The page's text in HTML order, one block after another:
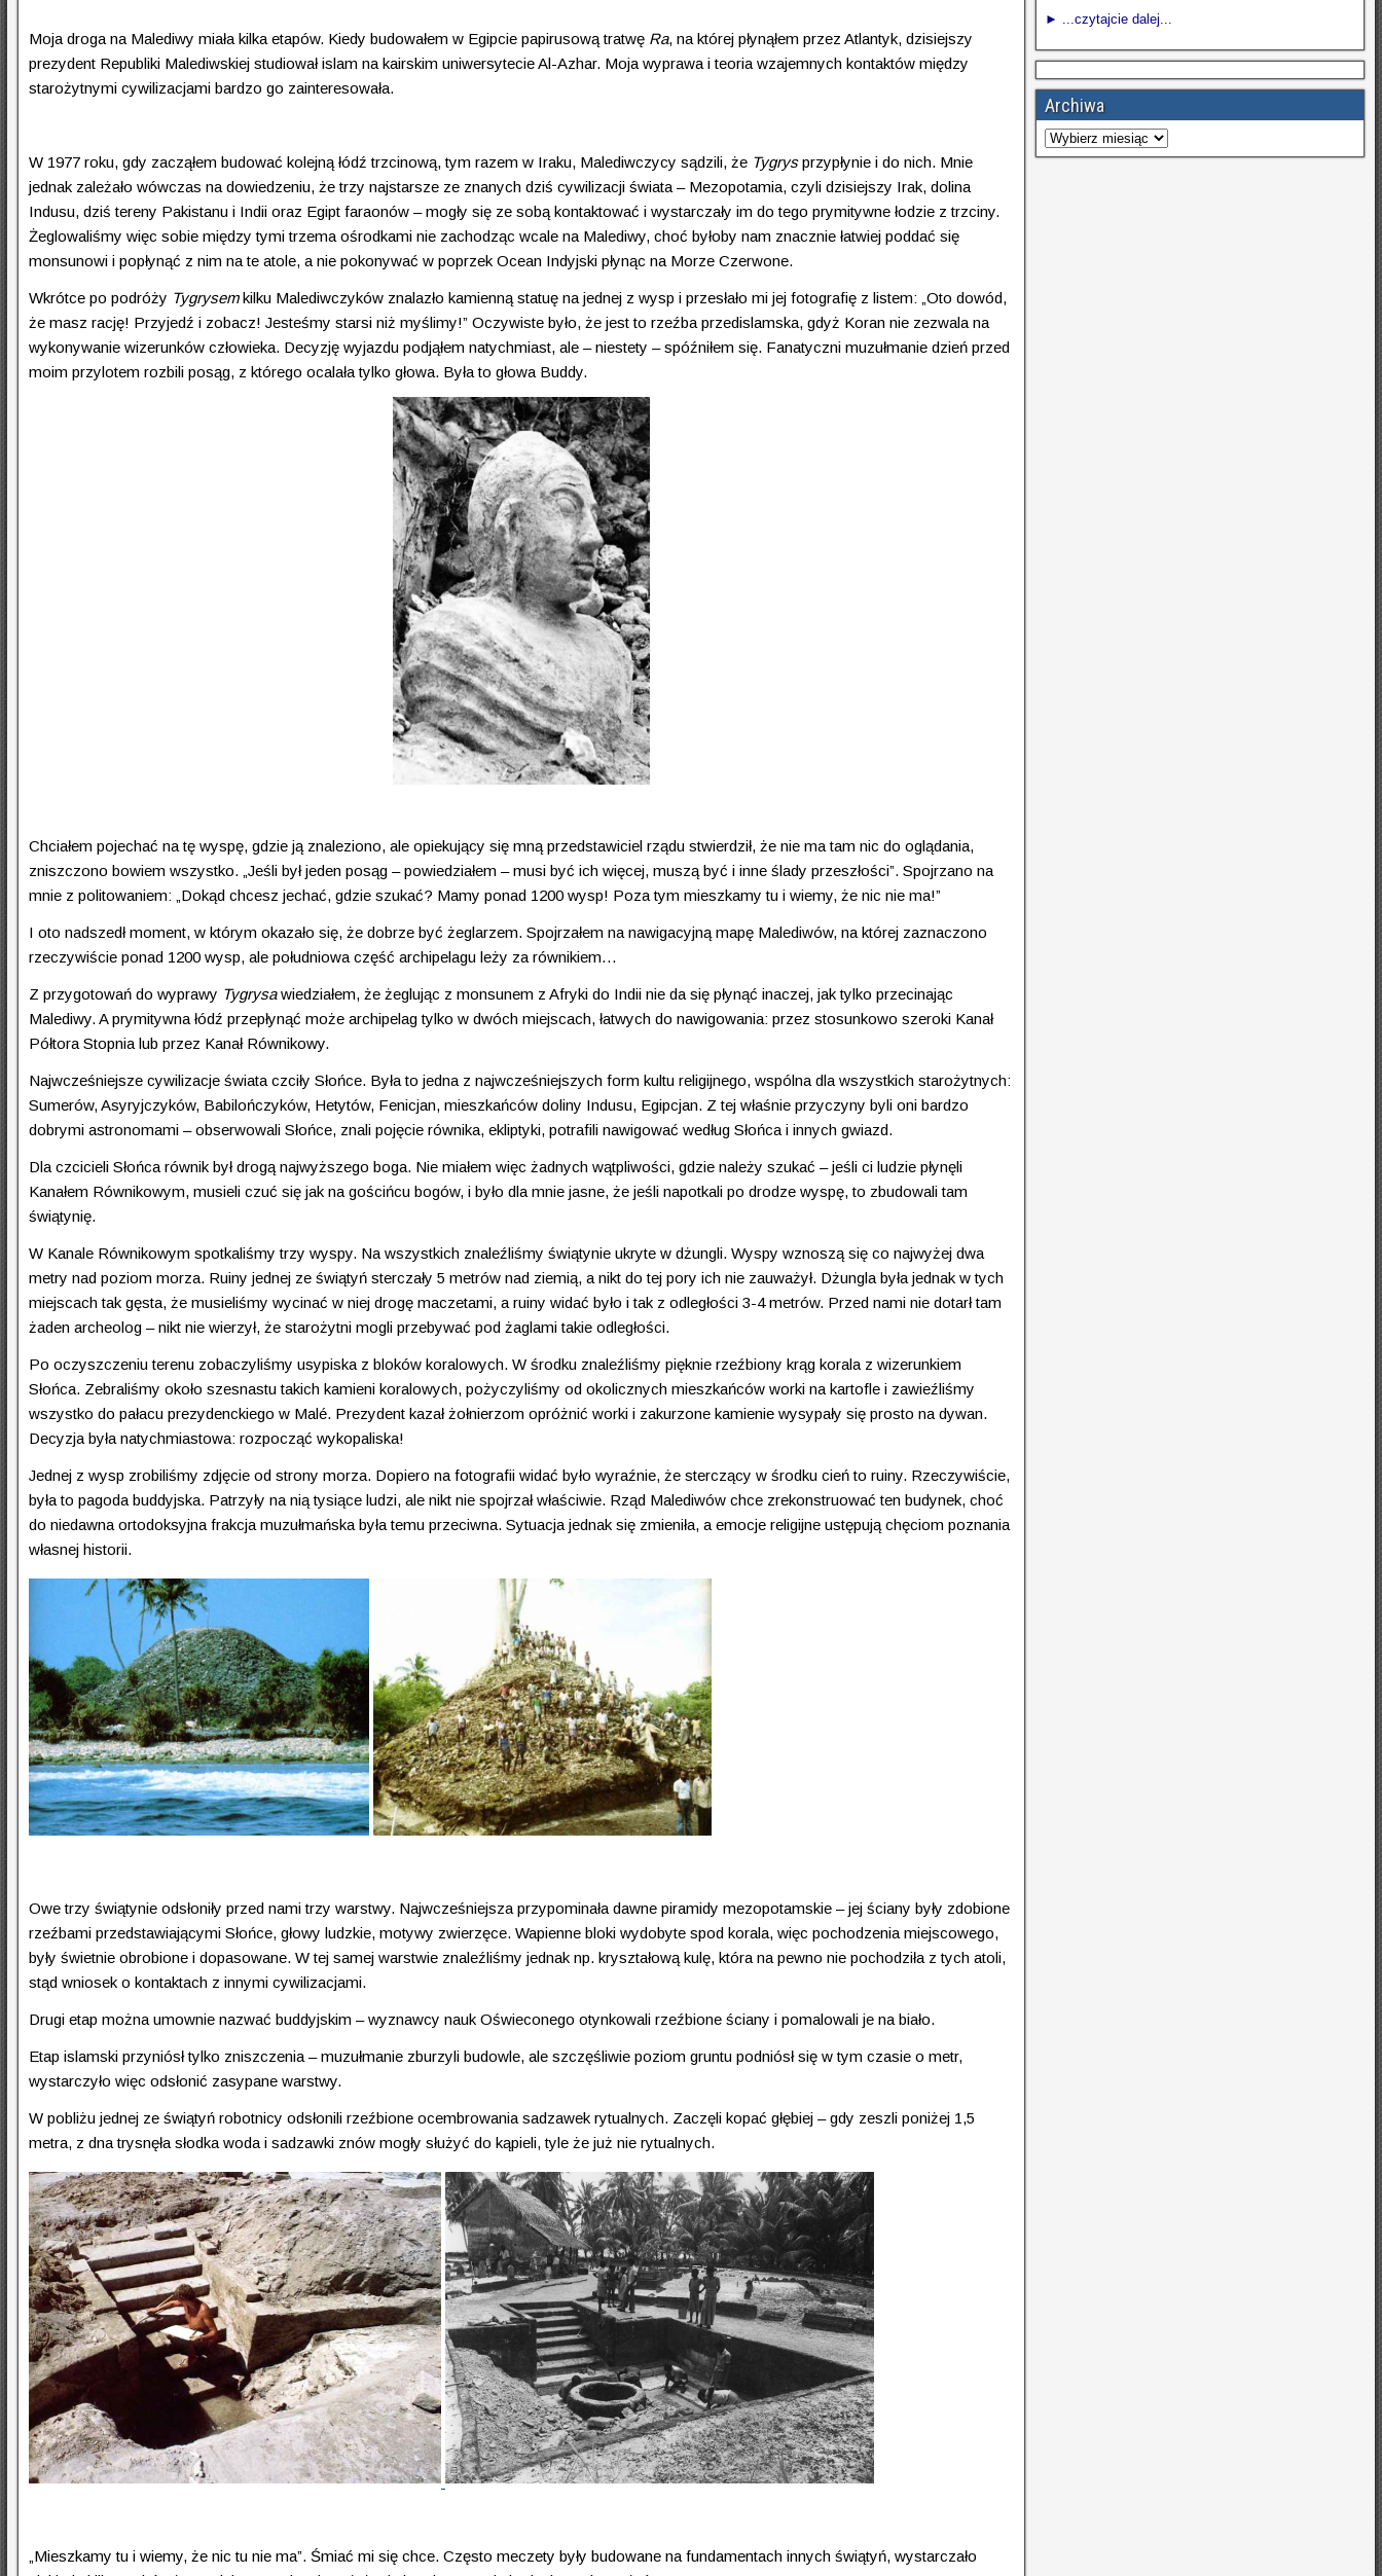
Moja droga na Malediwy miała kilka etapów. Kiedy budowałem w Egipcie papirusową tratwę Ra, na której płynąłem przez Atlantyk, dzisiejszy
prezydent Republiki Malediwskiej studiował islam na kairskim uniwersytecie Al-Azhar. Moja wyprawa i teoria wzajemnych kontaktów między
starożytnymi cywilizacjami bardzo go zainteresowała.
W 1977 roku, gdy zacząłem budować kolejną łódź trzcinową, tym razem w Iraku, Malediwczycy sądzili, że Tygrysprzypłynie i do nich. Mnie
jednak zależało wówczas na dowiedzeniu, że trzy najstarsze ze znanych dziś cywilizacji świata – Mezopotamia, czyli dzisiejszy Irak, dolina
Indusu, dziś tereny Pakistanu i Indii oraz Egipt faraonów – mogły się ze sobą kontaktować i wystarczały im do tego prymitywne łodzie z trzciny.
Żeglowaliśmy więc sobie między tymi trzema ośrodkami nie zachodząc wcale na Malediwy, choć byłoby nam znacznie łatwiej poddać się
monsunowi i popłynąć z nim na te atole, a nie pokonywać w poprzek Ocean Indyjski płynąc na Morze Czerwone.
Wkrótce po podróży Tygrysemkilku Malediwczyków znalazło kamienną statuę na jednej z wysp i przesłało mi jej fotografię z listem: „Oto dowód,
że masz rację! Przyjedź i zobacz! Jesteśmy starsi niż myślimy!” Oczywiste było, że jest to rzeźba przedislamska, gdyż Koran nie zezwala na
wykonywanie wizerunków człowieka. Decyzję wyjazdu podjąłem natychmiast, ale – niestety – spóźniłem się. Fanatyczni muzułmanie dzień przed
moim przylotem rozbili posąg, z którego ocalała tylko głowa. Była to głowa Buddy.
Chciałem pojechać na tę wyspę, gdzie ją znaleziono, ale opiekujący się mną przedstawiciel rządu stwierdził, że nie ma tam nic do oglądania,
zniszczono bowiem wszystko. „Jeśli był jeden posąg – powiedziałem – musi być ich więcej, muszą być i inne ślady przeszłości”. Spojrzano na
mnie z politowaniem: „Dokąd chcesz jechać, gdzie szukać? Mamy ponad 1200 wysp! Poza tym mieszkamy tu i wiemy, że nic nie ma!”
I oto nadszedł moment, w którym okazało się, że dobrze być żeglarzem. Spojrzałem na nawigacyjną mapę Malediwów, na której zaznaczono
rzeczywiście ponad 1200 wysp, ale południowa część archipelagu leży za równikiem…
Z przygotowań do wyprawy Tygrysawiedziałem, że żeglując z monsunem z Afryki do Indii nie da się płynąć inaczej, jak tylko przecinając
Malediwy. A prymitywna łódź przepłynąć może archipelag tylko w dwóch miejscach, łatwych do nawigowania: przez stosunkowo szeroki Kanał
Półtora Stopnia lub przez Kanał Równikowy.
Najwcześniejsze cywilizacje świata czciły Słońce. Była to jedna z najwcześniejszych form kultu religijnego, wspólna dla wszystkich starożytnych:
Sumerów, Asyryjczyków, Babilończyków, Hetytów, Fenicjan, mieszkańców doliny Indusu, Egipcjan. Z tej właśnie przyczyny byli oni bardzo
dobrymi astronomami – obserwowali Słońce, znali pojęcie równika, ekliptyki, potrafili nawigować według Słońca i innych gwiazd.
Dla czcicieli Słońca równik był drogą najwyższego boga. Nie miałem więc żadnych wątpliwości, gdzie należy szukać – jeśli ci ludzie płynęli
Kanałem Równikowym, musieli czuć się jak na gościńcu bogów, i było dla mnie jasne, że jeśli napotkali po drodze wyspę, to zbudowali tam
świątynię.
W Kanale Równikowym spotkaliśmy trzy wyspy. Na wszystkich znaleźliśmy świątynie ukryte w dżungli. Wyspy wznoszą się co najwyżej dwa
metry nad poziom morza. Ruiny jednej ze świątyń sterczały 5 metrów nad ziemią, a nikt do tej pory ich nie zauważył. Dżungla była jednak w tych
miejscach tak gęsta, że musieliśmy wycinać w niej drogę maczetami, a ruiny widać było i tak z odległości 3-4 metrów. Przed nami nie dotarł tam
żaden archeolog – nikt nie wierzył, że starożytni mogli przebywać pod żaglami takie odległości.
Po oczyszczeniu terenu zobaczyliśmy usypiska z bloków koralowych. W środku znaleźliśmy pięknie rzeźbiony krąg korala z wizerunkiem
Słońca. Zebraliśmy około szesnastu takich kamieni koralowych, pożyczyliśmy od okolicznych mieszkańców worki na kartofle i zawieźliśmy
wszystko do pałacu prezydenckiego w Malé. Prezydent kazał żołnierzom opróżnić worki i zakurzone kamienie wysypały się prosto na dywan.
Decyzja była natychmiastowa: rozpocząć wykopaliska!
Jednej z wysp zrobiliśmy zdjęcie od strony morza. Dopiero na fotografii widać było wyraźnie, że sterczący w środku cień to ruiny. Rzeczywiście,
była to pagoda buddyjska. Patrzyły na nią tysiące ludzi, ale nikt nie spojrzał właściwie. Rząd Malediwów chce zrekonstruować ten budynek, choć
do niedawna ortodoksyjna frakcja muzułmańska była temu przeciwna. Sytuacja jednak się zmieniła, a emocje religijne ustępują chęciom poznania
własnej historii.
Owe trzy świątynie odsłoniły przed nami trzy warstwy. Najwcześniejsza przypominała dawne piramidy mezopotamskie – jej ściany były zdobione
rzeźbami przedstawiającymi Słońce, głowy ludzkie, motywy zwierzęce. Wapienne bloki wydobyte spod korala, więc pochodzenia miejscowego,
były świetnie obrobione i dopasowane. W tej samej warstwie znaleźliśmy jednak np. kryształową kulę, która na pewno nie pochodziła z tych atoli,
stąd wniosek o kontaktach z innymi cywilizacjami.
Drugi etap można umownie nazwać buddyjskim – wyznawcy nauk Oświeconego otynkowali rzeźbione ściany i pomalowali je na biało.
Etap islamski przyniósł tylko zniszczenia – muzułmanie zburzyli budowle, ale szczęśliwie poziom gruntu podniósł się w tym czasie o metr,
wystarczyło więc odsłonić zasypane warstwy.
W pobliżu jednej ze świątyń robotnicy odsłonili rzeźbione ocembrowania sadzawek rytualnych. Zaczęli kopać głębiej – gdy zeszli poniżej 1,5
metra, z dna trysnęła słodka woda i sadzawki znów mogły służyć do kąpieli, tyle że już nie rytualnych.
„Mieszkamy tu i wiemy, że nic tu nie ma”. Śmiać mi się chce. Często meczety były budowane na fundamentach innych świątyń, wystarczało
► ...czytajcie dalej...
Archiwa